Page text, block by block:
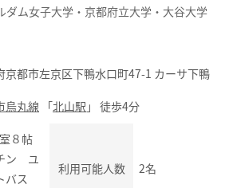
ダム女子大学・京都府立大学・大谷大学
京都市左京区下鴨水口町47-1 カーサ下鴨
烏丸線 「北山駅 」 徒歩4分
８帖
ン ユ
バス
利用可能人数 2名